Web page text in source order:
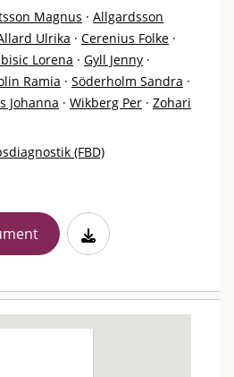
Magnus · Allgardsson
Ulrika · Cerenius Folke ·
Lorena · Gyll Jenny ·
Ramia · Söderholm Sandra ·
Johanna · Wikberg Per · Zohari
(FBD)